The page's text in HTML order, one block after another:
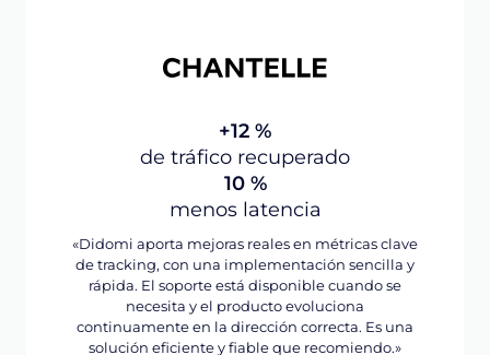
+12 %
de tráfico recuperado
10 %
menos latencia
«Didomi aporta mejoras reales en métricas clave
de tracking, con una implementación sencilla y
rápida. El soporte está disponible cuando se
necesita y el producto evoluciona
continuamente en la dirección correcta. Es una
solución eficiente y fiable que recomiendo.»